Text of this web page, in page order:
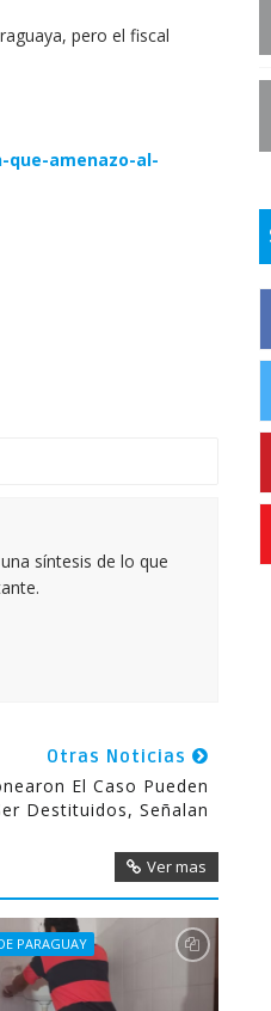
pero el fiscal
amenazo-al-
síntesis de lo que
Otras Noticias
El Caso Pueden
Destituidos, Señalan
Ver mas
PARAGUAY